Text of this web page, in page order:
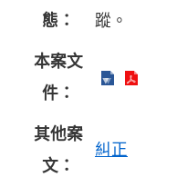
態：
蹤。
本案文
件：
其他案
文：
糾正